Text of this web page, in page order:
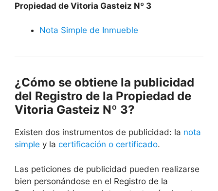
Propiedad de Vitoria Gasteiz Nº 3
Nota Simple de Inmueble
¿Cómo se obtiene la publicidad
del Registro de la Propiedad de
Vitoria Gasteiz Nº 3?
Existen dos instrumentos de publicidad: la nota
simple y la certificación o certificado.
Las peticiones de publicidad pueden realizarse
bien personándose en el Registro de la